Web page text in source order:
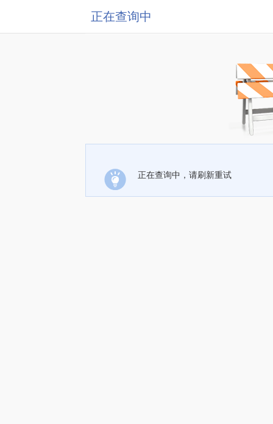
正在查询中
正在查询中，请刷新重试